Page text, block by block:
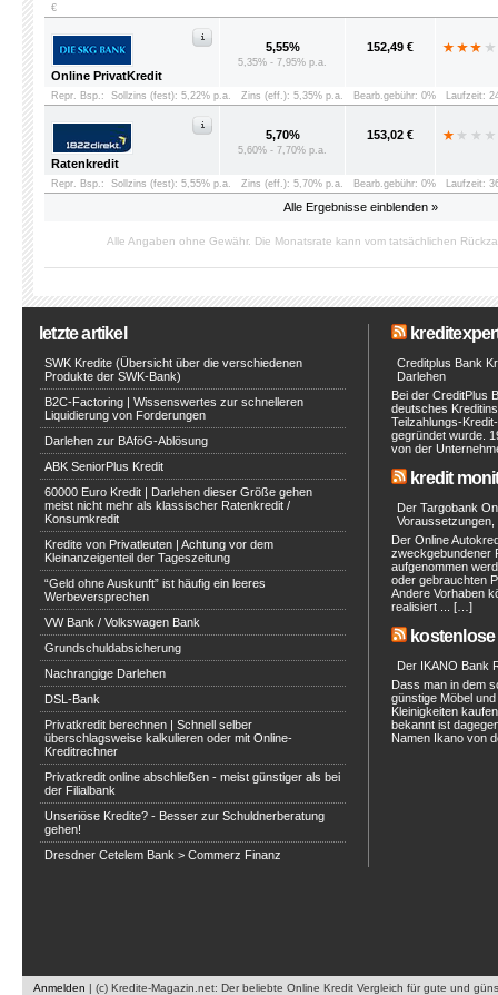
Alle Ergebnisse einblenden »
€
Online PrivatKredit
5,55%
5,35% - 7,95% p.a.
152,49 €
Repr. Bsp.: Sollzins (fest): 5,22% p.a. Zins (eff.): 5,35% p.a. Bearb.gebühr: 0% Laufzeit:
Ratenkredit
5,70%
5,60% - 7,70% p.a.
153,02 €
Repr. Bsp.: Sollzins (fest): 5,55% p.a. Zins (eff.): 5,70% p.a. Bearb.gebühr: 0% Laufzeit:
Alle Angaben ohne Gewähr. Die Monatsrate kann vom tatsächlichen
letzte artikel
SWK Kredite (Übersicht über die verschiedenen
Produkte der SWK-Bank)
B2C-Factoring | Wissenswertes zur schnelleren
Liquidierung von Forderungen
Darlehen zur BAföG-Ablösung
ABK SeniorPlus Kredit
60000 Euro Kredit | Darlehen dieser Größe gehen
meist nicht mehr als klassischer Ratenkredit /
Konsumkredit
Kredite von Privatleuten | Achtung vor dem
Kleinanzeigenteil der Tageszeitung
“Geld ohne Auskunft” ist häufig ein leeres
Werbeversprechen
VW Bank / Volkswagen Bank
Grundschuldabsicherung
Nachrangige Darlehen
DSL-Bank
Privatkredit berechnen | Schnell selber
überschlagsweise kalkulieren oder mit Online-
Kreditrechner
Privatkredit online abschließen - meist günstiger als bei
der Filialbank
Unseriöse Kredite? - Besser zur Schuldnerberatung
gehen!
Dresdner Cetelem Bank > Commerz Finanz
Creditplus Bank
Darlehen
Bei der CreditPlus
deutsches
Teilzahlungs-
gegründet wurde.
von der
kredit
Der Targobank
Voraussetzungen,
Der Online
zweckgebundener
aufgenommen
oder gebrauchten
Andere Vorhaben
realisiert ... […]
Der IKANO Bank
Dass man in dem
günstige Möbel
Kleinigkeiten
bekannt ist
Namen Ikano von
Anmelden | (c) Kredite-Magazin.net: Der beliebte Online Kredit Vergleich für gute und